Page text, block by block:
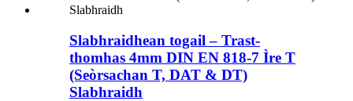
Slabhraidhean togail – Trast-
thomhas 4mm DIN EN 818-7 Ìre T
(Seòrsachan T, DAT & DT)
Slabhraidh